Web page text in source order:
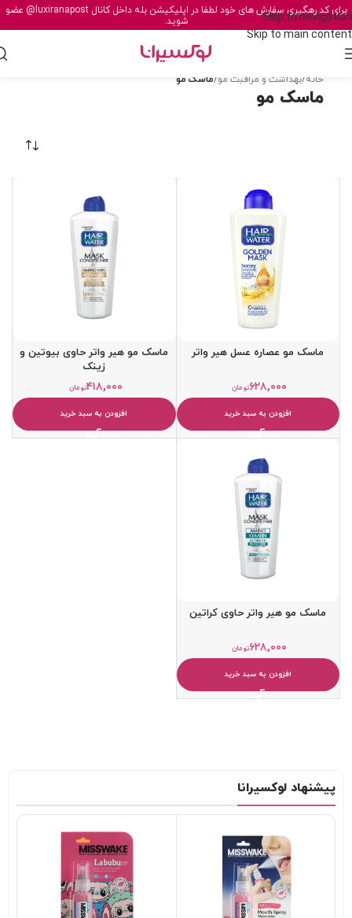
Skip to navigation
Skip to main content
برای کد رهگیری سفارش های خود لطفا در اپلیکیشن بله داخل کانال@luxiranapost عضو
شوید.
خانه/بهداشت و مراقبت مو/ماسک مو
ماسک مو
ماسک مو عصاره عسل هیر واتر
تومان۶۲۸,۰۰۰
افزودن به سبد خرید
ماسک مو هیر واتر حاوی بیوتین و
زینک
تومان۴۱۸,۰۰۰
افزودن به سبد خرید
ماسک مو هیر واتر حاوی کراتین
تومان۶۲۸,۰۰۰
افزودن به سبد خرید
پیشنهاد لوکسیرانا